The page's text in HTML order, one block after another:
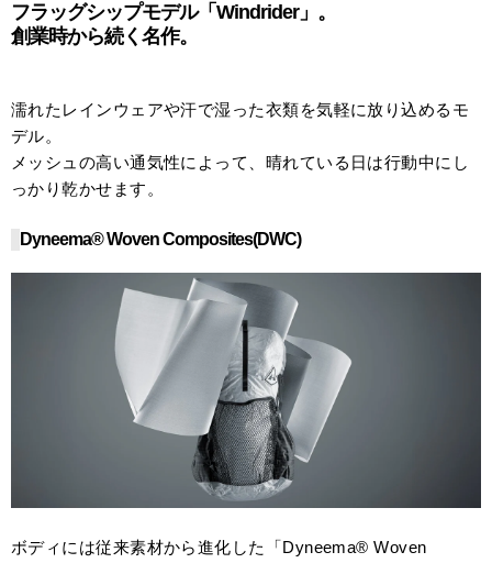
フラッグシップモデル「Windrider」。
創業時から続く名作。
濡れたレインウェアや汗で湿った衣類を気軽に放り込めるモ
デル。
メッシュの高い通気性によって、晴れている日は行動中にし
っかり乾かせます。
Dyneema® Woven Composites(DWC)
ボディには従来素材から進化した「Dyneema® Woven